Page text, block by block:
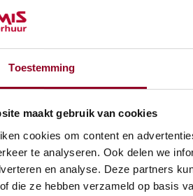
Toestemming
maakt gebruik van cookies
cookies om content en
te analyseren. Ook delen we
en analyse. Deze partners
die ze hebben verzameld op basis
verhuren van de juiste party-
NEEM CONTACT OP